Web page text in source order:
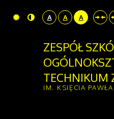
A A A
ZESPÓŁ
TECHNIKUM
IM. KSIĘCIA